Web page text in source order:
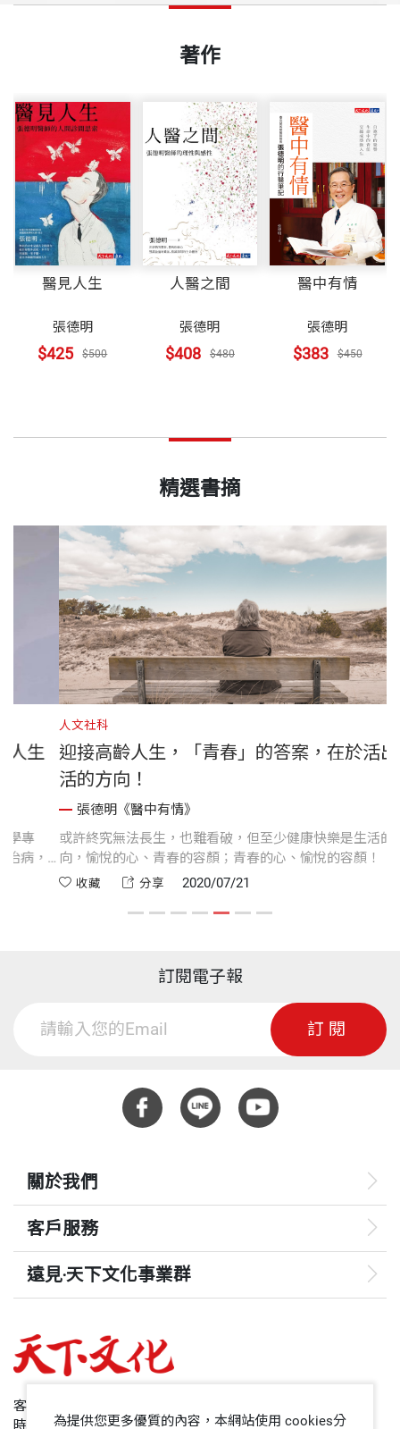
著作
醫見人生
張德明
$425 $500
人醫之間
張德明
$408 $480
醫中有情
張德明
$383 $450
精選書摘
人文社科
迎接高齡人生，「青春」的答案，在於活出生
活的方向！
張德明《醫中有情》
或許終究無法長生，也難看破，但至少健康快樂是生活的方
向，愉悅的心、青春的容顏；青春的心、愉悅的容顏！
收藏 分享 2020/07/21
訂閱電子報
訂閱
關於我們
客戶服務
遠見‧天下文化事業群
哈佛商業評論
客服專線：+886 2 2662-0012
時間：週一~週五9:00~12:30;13:30~17:00
為提供您更多優質的內容，本網站使用 cookies分